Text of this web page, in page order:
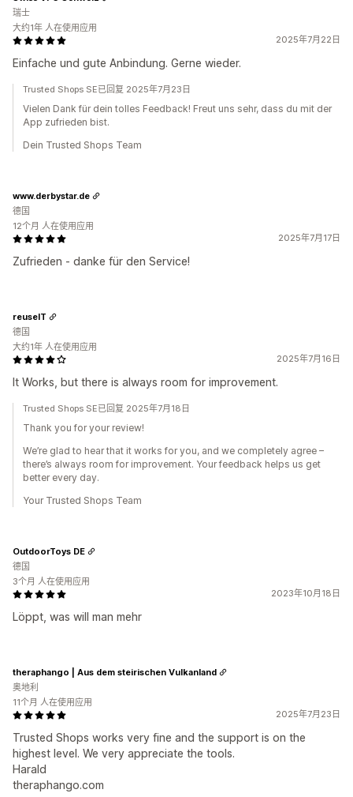
2025年7月22日
Einfache und gute Anbindung. Gerne wieder.
瑞士
大约1年 人在使用应用
Trusted Shops SE已回复 2025年7月23日
Vielen Dank für dein tolles Feedback! Freut uns sehr, dass du mit der
App zufrieden bist.
Dein Trusted Shops Team
2025年7月17日
Zufrieden - danke für den Service!
www.derbystar.de
德国
12个月 人在使用应用
2025年7月16日
It Works, but there is always room for improvement.
reuseIT
德国
大约1年 人在使用应用
Trusted Shops SE已回复 2025年7月18日
Thank you for your review!
We’re glad to hear that it works for you, and we completely agree –
there’s always room for improvement. Your feedback helps us get
better every day.
Your Trusted Shops Team
2023年10月18日
Löppt, was will man mehr
OutdoorToys DE
德国
3个月 人在使用应用
2025年7月23日
Trusted Shops works very fine and the support is on the
highest level. We very appreciate the tools.
Harald
theraphango.com
theraphango | Aus dem steirischen Vulkanland
奥地利
11个月 人在使用应用